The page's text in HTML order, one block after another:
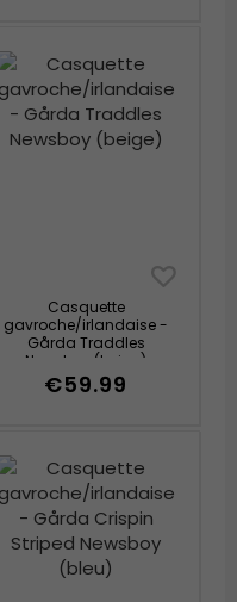
Casquette
gavroche/irlandaise -
Gårda Traddles
Newsboy (beige)
€59.99